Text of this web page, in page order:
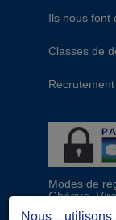
Ils nous font
Classes de
Modes de
Chèque,
CAF,
Nous